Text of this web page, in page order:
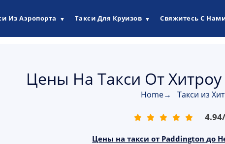
Из Аэропорта ▼ Такси Для Круизов ▼ Свяжитесь С
Цены На Такси От
Home→ Такси из
4.94
Цены на такси от Paddington до